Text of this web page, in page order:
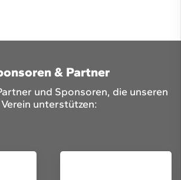
& Partner
und Sponsoren, die unseren
Verein unterstützen: